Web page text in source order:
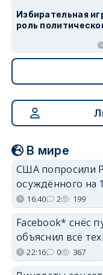
Избирательная
роль
В мире
США попросили
осуждённого на
16:40 2 199
Facebook* снёс
объяснил всё
22:16 0 367